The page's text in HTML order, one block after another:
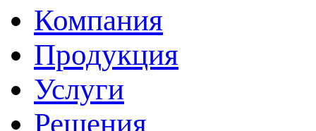
Компания
Продукция
Услуги
Решения